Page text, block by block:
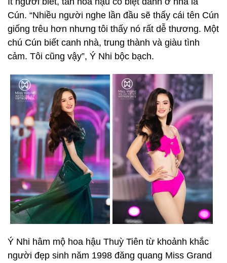
Cún. “Nhiều người nghe lần đầu sẽ thấy cái tên Cún
giống trêu hơn nhưng tôi thấy nó rất dễ thương. Một
chú Cún biết canh nhà, trung thành và giàu tình
cảm. Tôi cũng vậy”, Ý Nhi bộc bạch.
Ý Nhi hâm mộ hoa hậu Thuỳ Tiên từ khoảnh khắc
người đẹp sinh năm 1998 đăng quang Miss Grand